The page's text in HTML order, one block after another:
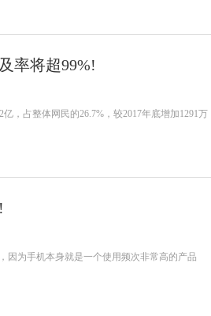
率将超99%!
，占整体网民的26.7%，较2017年底增加1291万
因为手机本身就是一个使用频次非常高的产品